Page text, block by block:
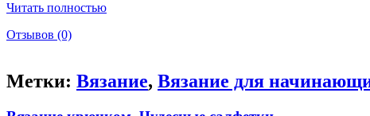
Читать полностью
Отзывов (0)
Метки: Вязание, Вязание для